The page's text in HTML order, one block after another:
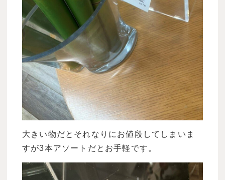
大きい物だとそれなりにお値段してしまいま
すが3本アソートだとお手軽です。